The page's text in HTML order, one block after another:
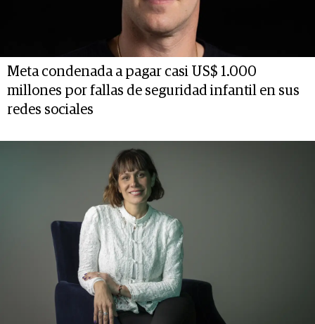
Meta condenada a pagar casi US$ 1.000
millones por fallas de seguridad infantil en sus
redes sociales